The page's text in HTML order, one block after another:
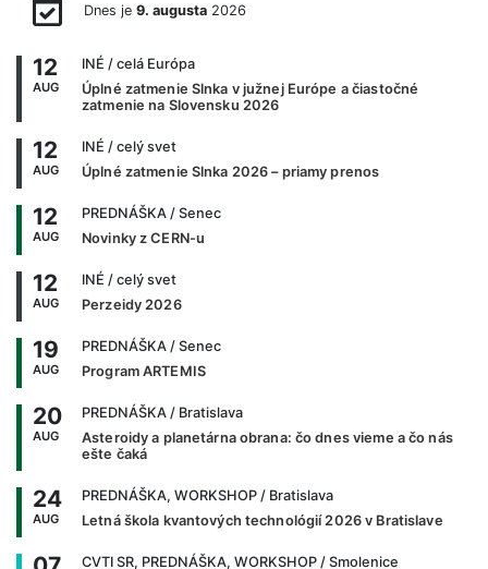
Dnes je 9. augusta2026
12
AUG
INÉ / celá Európa
Úplné zatmenie Slnka v južnej Európe a čiastočné
zatmenie na Slovensku 2026
12
AUG
INÉ / celý svet
Úplné zatmenie Slnka 2026 – priamy prenos
12
AUG
PREDNÁŠKA / Senec
Novinky z CERN-u
12
AUG
INÉ / celý svet
Perzeidy 2026
19
AUG
PREDNÁŠKA / Senec
Program ARTEMIS
20
AUG
PREDNÁŠKA / Bratislava
Asteroidy a planetárna obrana: čo dnes vieme a čo nás
ešte čaká
24
AUG
PREDNÁŠKA, WORKSHOP / Bratislava
Letná škola kvantových technológií 2026 v Bratislave
CVTI SR, PREDNÁŠKA, WORKSHOP / Smolenice